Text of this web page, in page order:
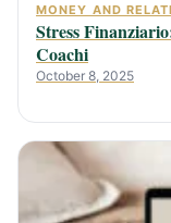
MONEY AND
Stress
Coachi
October 8, 2025